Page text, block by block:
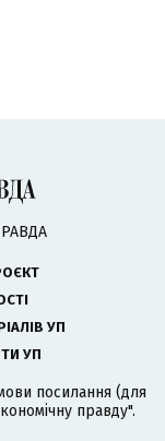
УП
УП
посилання (для
правду".